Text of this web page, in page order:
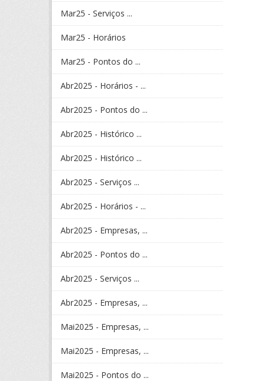
Mar25 - Serviços ...
Mar25 - Horários
Mar25 - Pontos do ...
Abr2025 - Horários - ...
Abr2025 - Pontos do ...
Abr2025 - Histórico ...
Abr2025 - Histórico ...
Abr2025 - Serviços ...
Abr2025 - Horários - ...
Abr2025 - Empresas, ...
Abr2025 - Pontos do ...
Abr2025 - Serviços ...
Abr2025 - Empresas, ...
Mai2025 - Empresas, ...
Mai2025 - Empresas, ...
Mai2025 - Pontos do ...